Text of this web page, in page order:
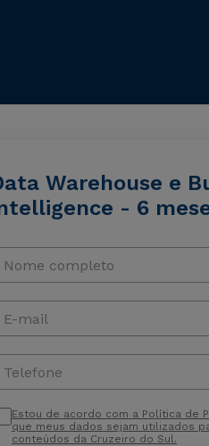
Warehouse e
- 6
Nome completo
E-mail
Telefone
Estou de acordo com a Política de
que meus dados sejam utilizados
conteúdos da Cruzeiro do Sul.